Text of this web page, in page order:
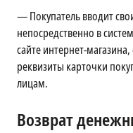
—Покупатель вводит
непосредственно в
сайте интернет-
реквизиты карточки
лицам.
Возврат